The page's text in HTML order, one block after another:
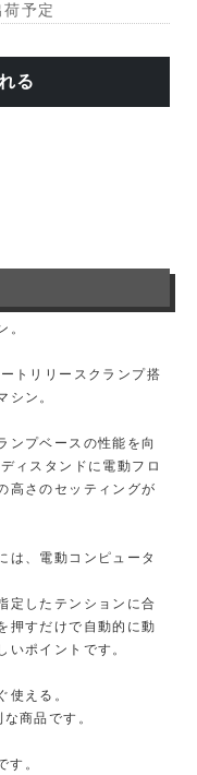
予定
る
。
トリリースクランプ搭
ン。
ンプベースの性能を向
ィスタンドに電動フロ
高さのセッティングが
は、電動コンピュータ
定したテンションに合
押すだけで自動的に動
いポイントです。
使える。
商品です。
す。